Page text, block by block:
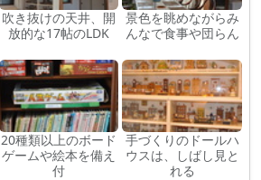
吹き抜けの天井、開
放的な17帖のLDK
景色を眺めながらみ
んなで食事や団らん
20種類以上のボード
ゲームや絵本を備え
付
手づくりのドールハ
ウスは、しばし見と
れる